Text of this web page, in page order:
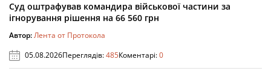
Суд оштрафував командира військової частини за
ігнорування рішення на 66 560 грн
Автор:Лента от Протокола
05.08.2026Переглядів:485Коментарі:0